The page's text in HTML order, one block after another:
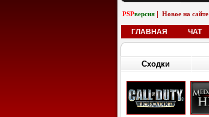
PSPверсия Новое на сайте
ГЛАВНАЯ ЧАТ
Сходки